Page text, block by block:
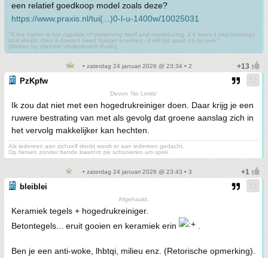
een relatief goedkoop model zoals deze?
https://www.praxis.nl/tui(...)0-l-u-1400w/10025031
"If the nation is not capable of preserving itself and reproducing, if it loses it vital bearings
and ideals, then it doesn't need foreign enemies - it will fall apart on its own."
[Written by Vladimir Vladimirovich Putin]
• zaterdag 24 januari 2026 @ 23:34 • 2
PzKpfw
Devon 'No Limits'
Ik zou dat niet met een hogedrukreiniger doen. Daar krijg je een
ruwere bestrating van met als gevolg dat groene aanslag zich in
het vervolg makkelijker kan hechten.
Als iedereen aan zichzelf denkt wordt er aan iedereen gedacht.
Op fietsen zonder bende kwam'm zie schooieren um spek
• zaterdag 24 januari 2026 @ 23:43 • 3
bleiblei
Afgehaakt.
Keramiek tegels + hogedrukreiniger.
Betontegels... eruit gooien en keramiek erin
Ben je een anti-woke, lhbtqi, milieu enz. (Retorische opmerking).